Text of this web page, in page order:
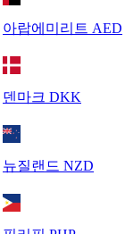
아랍에미리트 AED
덴마크 DKK
뉴질랜드 NZD